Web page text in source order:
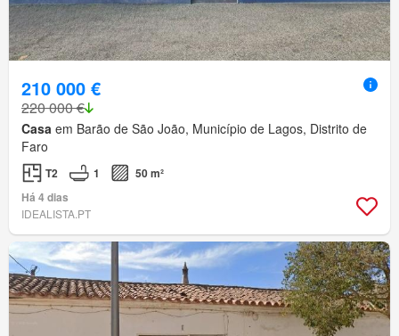
210 000 €
220 000 €
Casa em Barão de São João, Município de Lagos, Distrito de
Faro
T2 1
50 m²
Há 4 dias
IDEALISTA.PT